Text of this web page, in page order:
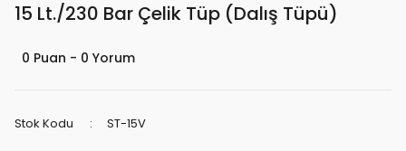
15 Lt./230 Bar Çelik Tüp (Dalış Tüpü)
0 Puan - 0 Yorum
Stok Kodu ST-15V